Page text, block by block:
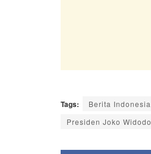
Tags: Berita Indonesia
Presiden Joko Widodo